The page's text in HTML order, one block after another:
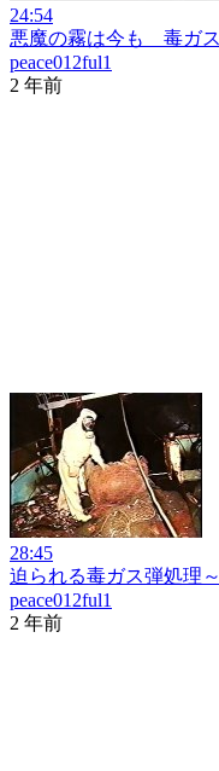
24:54
悪魔の霧は今も 毒ガ
peace012ful1
2 年前
28:45
迫られる毒ガス弾処理
peace012ful1
2 年前